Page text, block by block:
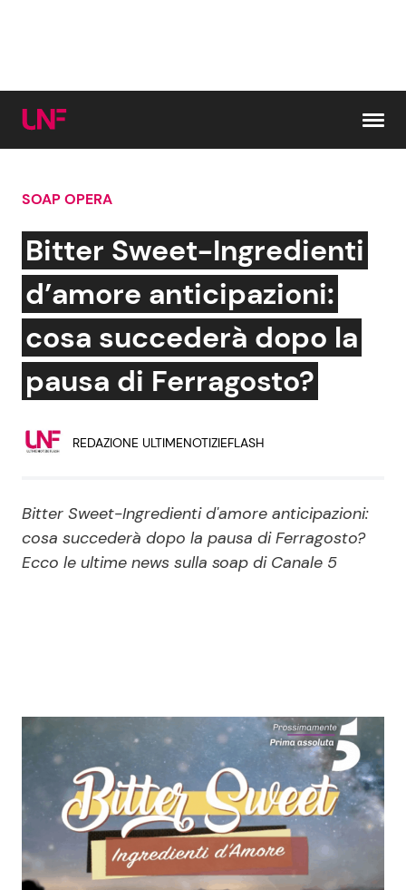
Cerca:
News e Cronaca
Attualità Italiana
Politica
Gossip e TV
Bellezze VIP
Coppie VIP
Reality e Talent
Soap Opera
News Musica
News Spettacolo
Benessere Cucina e Ricette
SOAP OPERA
Bitter Sweet-Ingredienti
d’amore anticipazioni:
cosa succederà dopo la
pausa di Ferragosto?
REDAZIONE ULTIMENOTIZIEFLASH
Bitter Sweet-Ingredienti d'amore anticipazioni:
cosa succederà dopo la pausa di Ferragosto?
Ecco le ultime news sulla soap di Canale 5